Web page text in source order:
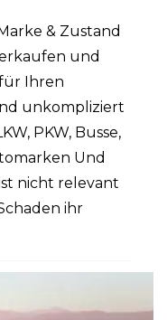
& Zustand
und
Ihren
unkompliziert
PKW, Busse,
Und
nicht relevant
ihr